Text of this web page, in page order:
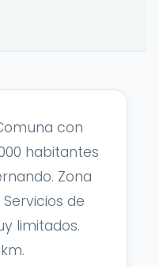
con
habitantes
Zona
de
limitados.